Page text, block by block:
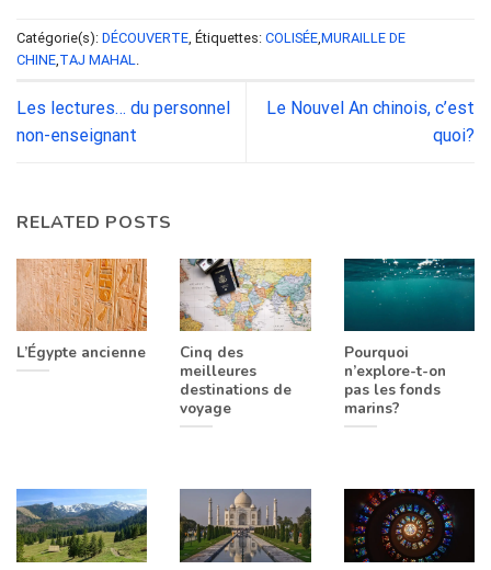
Catégorie(s): DÉCOUVERTE , Étiquettes: COLISÉE MURAILLE DE
CHINE TAJ MAHAL
Les lectures… du personnel
non-enseignant
Le Nouvel An chinois, c’est
quoi?
RELATED POSTS
L’Égypte ancienne
Cinq des
meilleures
destinations de
voyage
Pourquoi
n’explore-t-on
pas les fonds
marins?